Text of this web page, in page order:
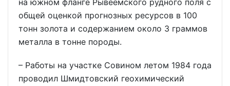
общей оценкой прогнозных ресурсов в 100
тонн золота и содержанием около 3 граммов
металла в тонне породы.
– Работы на участке Совином летом 1984 года
проводил Шмидтовский геохимический